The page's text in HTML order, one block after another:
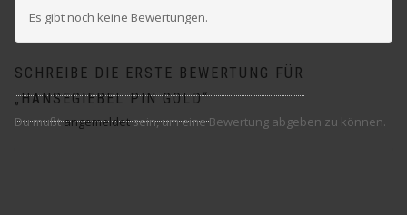
Es gibt noch keine Bewertungen.
SCHREIBE DIE ERSTE BEWERTUNG FÜR
„HANSEGIEBEL PIN GOLD“
Du mußtangemeldetsein, um eine Bewertung abgeben zu können.